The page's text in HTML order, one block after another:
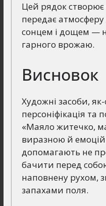
Цей рядок
передає
сонцем і дощем —
гарного врожаю.
Висновок
Художні засоби,
персоніфікація та
«Маяло житечко,
виразною й
допомагають не
бачити перед
наповнену рухом,
запахами поля.